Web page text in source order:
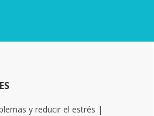
y reducir el estrés |